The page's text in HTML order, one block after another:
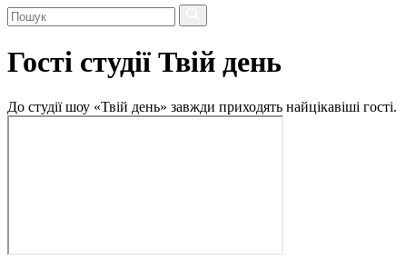
Гості студії Твій день
До студії шоу «Твій день» завжди приходять найцікавіші гості.